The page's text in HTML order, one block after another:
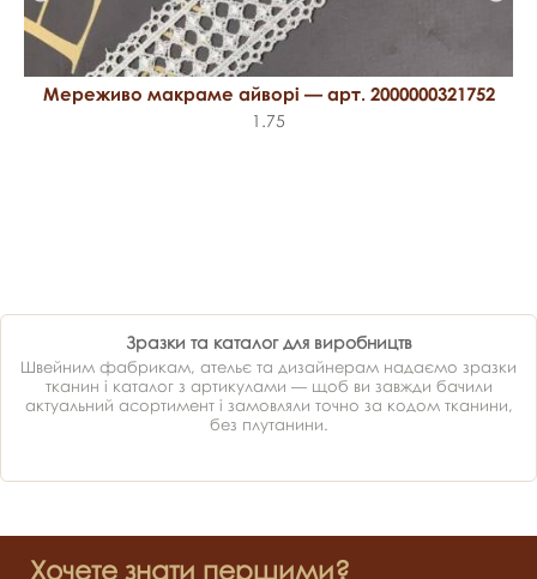
Мереживо макраме айворі — арт. 2000000321752
1.75
Зразки та каталог для виробництв
Швейним фабрикам, ательє та дизайнерам надаємо зразки
тканин і каталог з артикулами — щоб ви завжди бачили
актуальний асортимент і замовляли точно за кодом тканини,
без плутанини.
Хочете знати першими?